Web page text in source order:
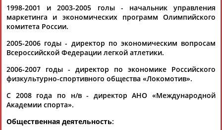
1998-2001 и 2003-2005 голы - начальник управления
маркетинга и экономических программ Олимпийского
комитета России.
2005-2006 годы - директор по экономическим вопросам
Всероссийской Федерации легкой атлетики.
2006-2007 годы - директор по экономике Российского
физкультурно-спортивного общества «Локомотив».
С 2008 года по н/в - директор АНО «Международной
Академии спорта».
Общественная деятельность: